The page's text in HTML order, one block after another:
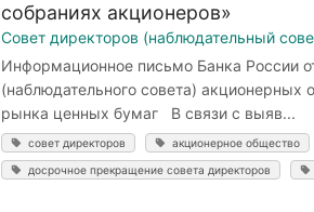
собраниях акционеров»
Совет директоров (наблюдательный
Информационное письмо Банка России
(наблюдательного совета)
рынка ценных бумаг В связи с выяв...
совет директоров акционерное общество
досрочное прекращение совета директоров